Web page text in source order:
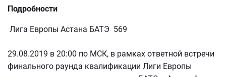
Подробности
Лига Европы Астана БАТЭ 569
29.08.2019 в 20:00 по МСК, в рамках ответной встречи
финального раунда квалификации Лиги Европы